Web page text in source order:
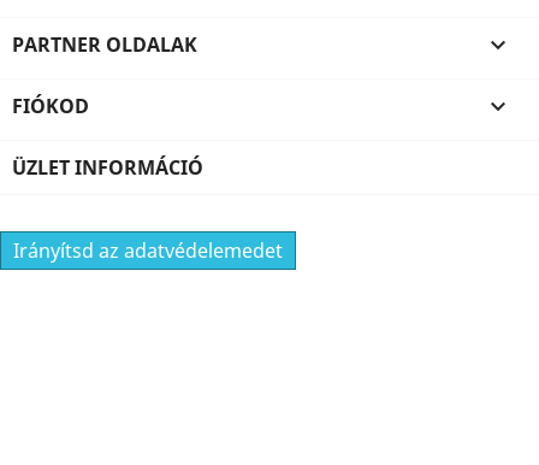
PARTNER OLDALAK 
FIÓKOD 
ÜZLET INFORMÁCIÓ
Irányítsd az adatvédelemedet